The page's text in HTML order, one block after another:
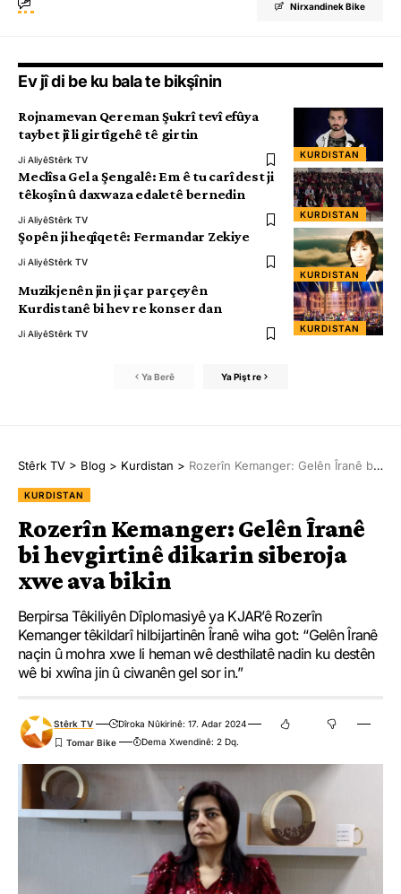
Nirxandinek Bike
Ev jî di be ku bala te bikşînin
KURDISTAN
Rojnamevan Qereman Şukrî tevî efûya
taybet jî li girtîgehê tê girtin
Ji AliyêStêrk TV
KURDISTAN
Meclîsa Gel a Şengalê: Em ê tu carî dest ji
têkoşîn û daxwaza edaletê bernedin
Ji AliyêStêrk TV
KURDISTAN
Şopên ji heqîqetê: Fermandar Zekiye
Ji AliyêStêrk TV
KURDISTAN
Muzikjenên jin ji çar parçeyên
Kurdistanê bi hev re konser dan
Ji AliyêStêrk TV
Ya Berê Ya Pişt re
Stêrk TV > Blog > Kurdistan > Rozerîn Kemanger: Gelên Îranê bi hevgirtinê dikarin siberoja xwe ava bikin
KURDISTAN
Rozerîn Kemanger: Gelên Îranê
bi hevgirtinê dikarin siberoja
xwe ava bikin
Berpirsa Têkiliyên Dîplomasiyê ya KJAR’ê Rozerîn
Kemanger têkildarî hilbijartinên Îranê wiha got: “Gelên Îranê
naçin û mohra xwe li heman wê desthilatê nadin ku destên
wê bi xwîna jin û ciwanên gel sor in.”
Stêrk TV
Dîroka Nûkirinê: 17. Adar 2024
Dema Xwendinê: 2 Dq.